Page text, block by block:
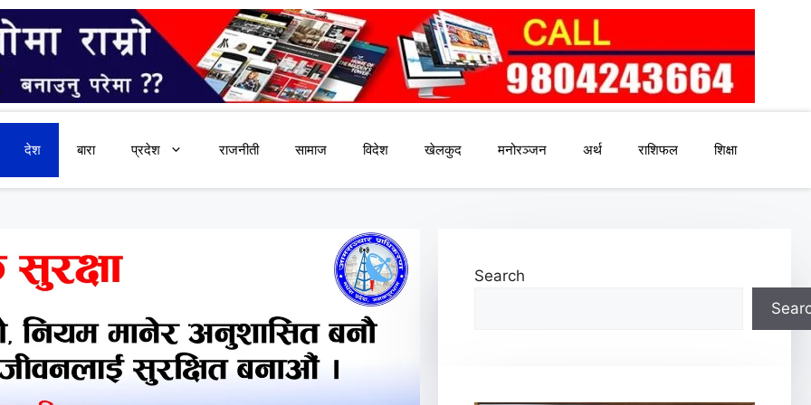
देश बारा प्रदेश राजनीती सामाज विदेश खेलकुद मनोरञ्जन अर्थ राशिफल शिक्षा
Search